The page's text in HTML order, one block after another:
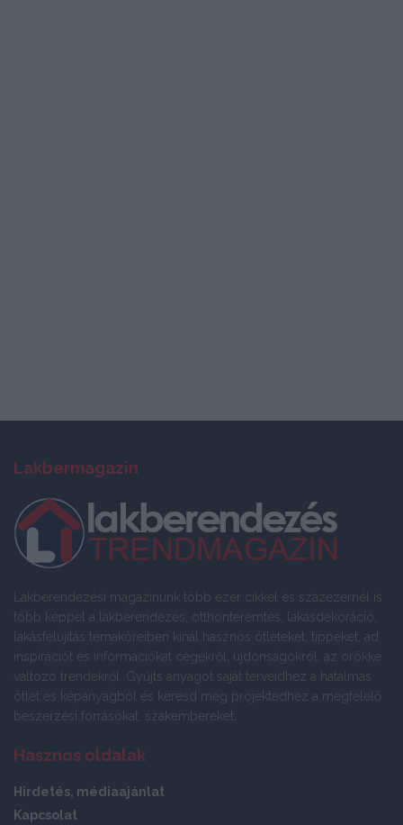
Lakbermagazin
Lakberendezési magazinunk több ezer cikkel és százezernél is
több képpel a lakberendezés, otthonteremtés, lakásdekoráció,
lakásfelújítás témaköreiben kínál hasznos ötleteket, tippeket, ad
inspirációt és információkat cégekről, újdonságokról, az örökké
változó trendekről. Gyűjts anyagot saját terveidhez a hatalmas
ötlet és képanyagból és keresd meg projektedhez a megfelelő
beszerzési forrásokat, szakembereket.
Hasznos oldalak
Hirdetés, médiaajánlat
Kapcsolat